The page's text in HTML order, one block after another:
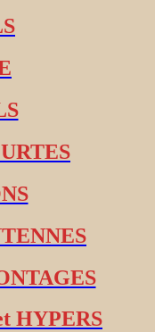
HYPERS